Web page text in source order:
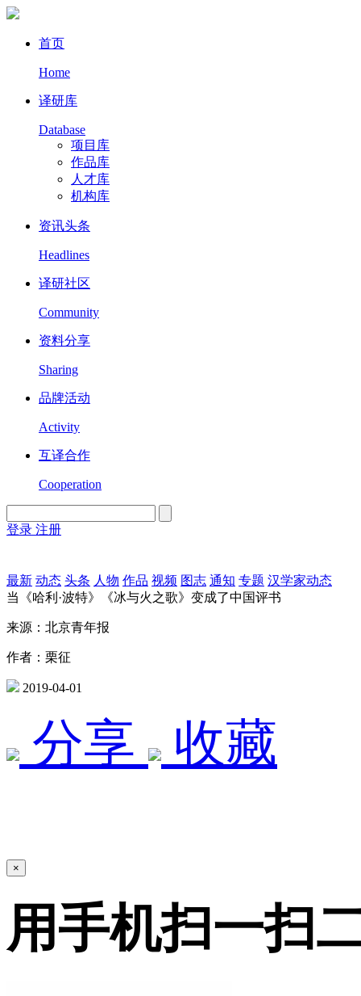
首页
Home
译研库
Database
项目库
作品库
人才库
机构库
资讯头条
Headlines
译研社区
Community
资料分享
Sharing
品牌活动
Activity
互译合作
Cooperation
登录 注册
最新 动态 头条 人物 作品 视频 图志 通知 专题 汉学家动态
当《哈利·波特》《冰与火之歌》变成了中国评书
来源：北京青年报
作者：栗征
2019-04-01
分享 收藏
×
用手机扫一扫